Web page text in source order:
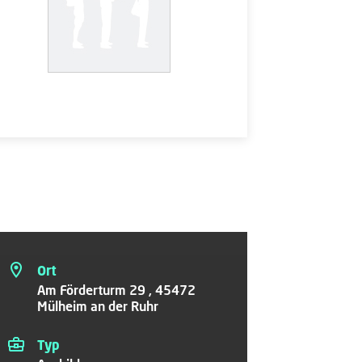
Ort
Am Förderturm 29 , 45472
Mülheim an der Ruhr
Typ